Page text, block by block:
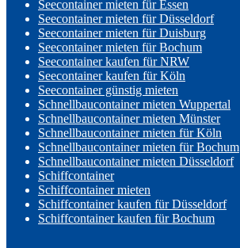
Seecontainer mieten für Essen
Seecontainer mieten für Düsseldorf
Seecontainer mieten für Duisburg
Seecontainer mieten für Bochum
Seecontainer kaufen für NRW
Seecontainer kaufen für Köln
Seecontainer günstig mieten
Schnellbaucontainer mieten Wuppertal
Schnellbaucontainer mieten Münster
Schnellbaucontainer mieten für Köln
Schnellbaucontainer mieten für Bochum
Schnellbaucontainer mieten Düsseldorf
Schiffcontainer
Schiffcontainer mieten
Schiffcontainer kaufen für Düsseldorf
Schiffcontainer kaufen für Bochum